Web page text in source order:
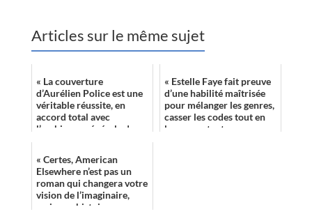
Articles sur le même sujet
« La couverture
d’Aurélien Police est une
véritable réussite, en
accord total avec
l’ambiance générale de ce
« Estelle Faye fait preuve
d’une habilité maîtrisée
pour mélanger les genres,
casser les codes tout en
les respectant, pour
« Certes, American
Elsewhere n’est pas un
roman qui changera votre
vision de l’imaginaire,
mais son histoire